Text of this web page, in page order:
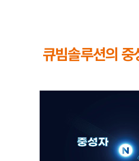
큐빔솔루션의 중